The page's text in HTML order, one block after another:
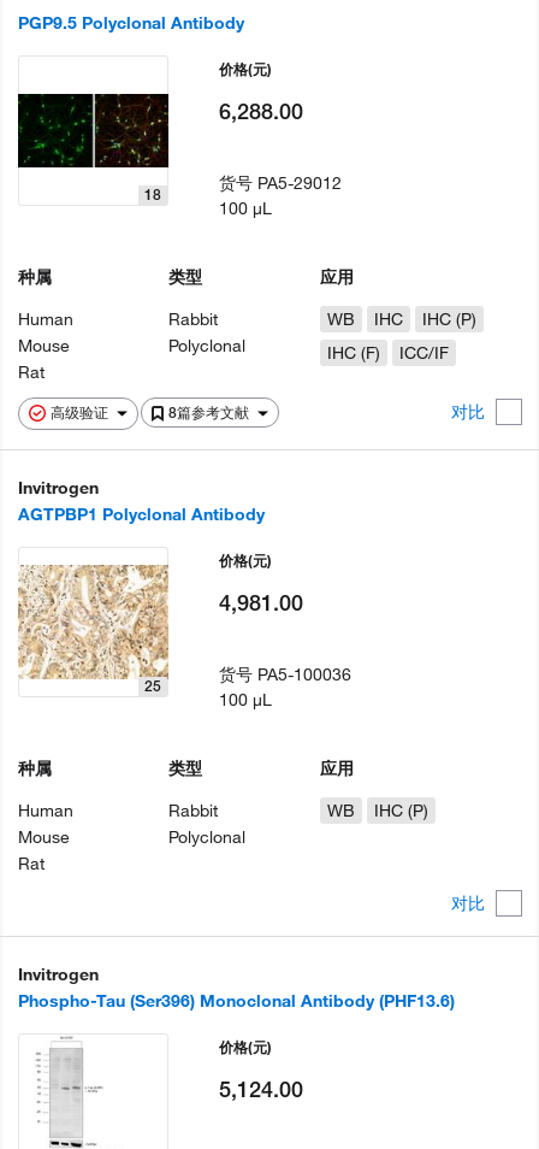
PGP9.5 Polyclonal Antibody
高级验证 8篇参考文献 对比
18
种属
Human
Mouse
Rat
类型
Rabbit
Polyclonal
应用
WB
IHC
IHC (P)
IHC (F)
ICC/IF
价格(元)
6,288.00
货号 PA5-29012
100 µL
Invitrogen
AGTPBP1 Polyclonal Antibody
对比
25
种属
Human
Mouse
Rat
类型
Rabbit
Polyclonal
应用
WB
IHC (P)
价格(元)
4,981.00
货号 PA5-100036
100 µL
Invitrogen
Phospho-Tau (Ser396) Monoclonal Antibody (PHF13.6)
价格(元)
5,124.00